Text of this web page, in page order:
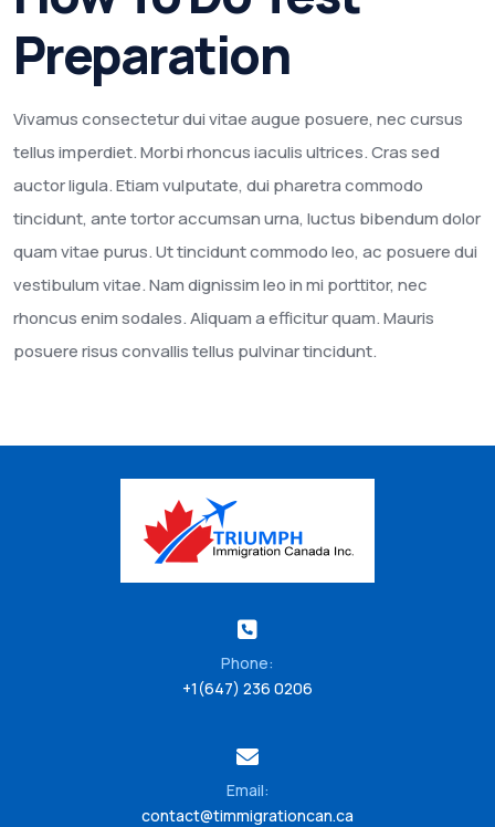
Preparation
Vivamus consectetur dui vitae augue posuere, nec cursus
tellus imperdiet. Morbi rhoncus iaculis ultrices. Cras sed
auctor ligula. Etiam vulputate, dui pharetra commodo
tincidunt, ante tortor accumsan urna, luctus bibendum dolor
quam vitae purus. Ut tincidunt commodo leo, ac posuere dui
vestibulum vitae. Nam dignissim leo in mi porttitor, nec
rhoncus enim sodales. Aliquam a efficitur quam. Mauris
posuere risus convallis tellus pulvinar tincidunt.
Phone:
+1(647) 236 0206
Email:
contact@timmigrationcan.ca